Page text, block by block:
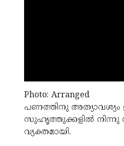
Photo: Arranged
പണത്തിനു അത്യാവശ്യം
സുഹൃത്തുക്കളില്‍ നിന്നു
വ്യക്തമായി.